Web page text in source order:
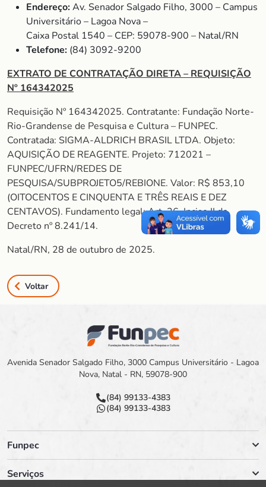
Endereço:Av. Senador Salgado Filho, 3000 – Campus
Universitário – Lagoa Nova –
Caixa Postal 1540 – CEP: 59078-900 – Natal/RN
Telefone: (84) 3092-9200
EXTRATO DE CONTRATAÇÃO DIRETA – REQUISIÇÃO
Nº 164342025
Requisição Nº 164342025. Contratante: Fundação Norte-
Rio-Grandense de Pesquisa e Cultura – FUNPEC.
Contratada: SIGMA-ALDRICH BRASIL LTDA. Objeto:
AQUISIÇÃO DE REAGENTE. Projeto: 712021 –
FUNPEC/UFRN/REDES DE
PESQUISA/SUBPROJETO5/REBIONE. Valor: R$ 853,10
(OITOCENTOS E CINQUENTA E TRÊS REAIS E DEZ
CENTAVOS). Fundamento legal: Art. 26, Inciso II do
Decreto nº 8.241/14.
Natal/RN, 28 de outubro de 2025.
Voltar
Avenida Senador Salgado Filho, 3000 Campus Universitário - Lagoa
Nova, Natal - RN, 59078-900
(84) 99133-4383
(84) 99133-4383
Funpec
Serviços